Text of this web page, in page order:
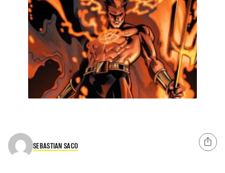
SEBASTIAN SACO